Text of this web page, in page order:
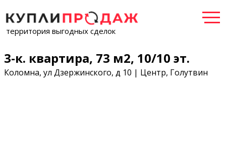
территория выгодных сделок
3-к. квартира, 73 м2, 10/10 эт.
Коломна, ул Дзержинского, д 10 | Центр, Голутвин